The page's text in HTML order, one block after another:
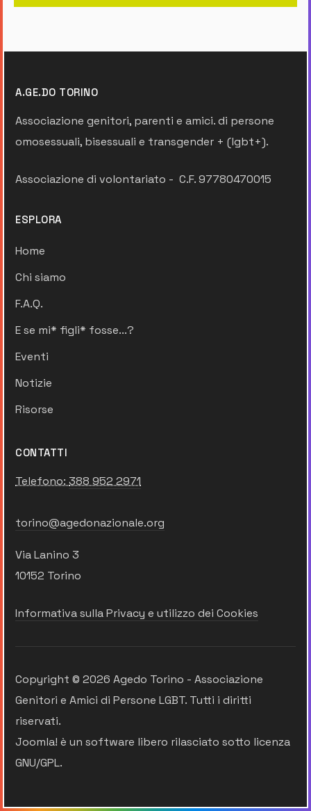
A.GE.DO TORINO
Associazione genitori, parenti e amici. di persone
omosessuali, bisessuali e transgender + (lgbt+).
Associazione di volontariato - C.F. 97780470015
ESPLORA
Home
Chi siamo
F.A.Q.
E se mi* figli* fosse...?
Eventi
Notizie
Risorse
CONTATTI
Telefono: 388 952 2971
torino@agedonazionale.org
Via Lanino 3
10152 Torino
Informativa sulla Privacy e utilizzo dei Cookies
Copyright © 2026 Agedo Torino - Associazione
Genitori e Amici di Persone LGBT. Tutti i diritti
riservati.
Joomla! è un software libero rilasciato sotto licenza
GNU/GPL.